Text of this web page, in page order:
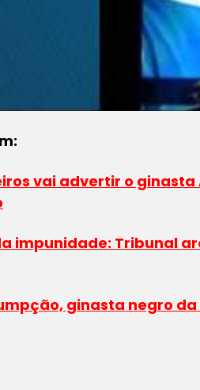
vai advertir o
impunidade: Tribunal
ginasta negro